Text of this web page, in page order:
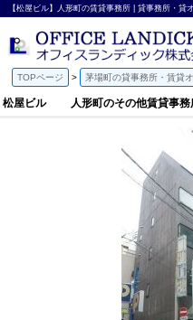
【松屋ビル】人形町の賃貸事務所 | 貸事務所・
TOPページ 茅場町の貸事務所・賃貸
松屋ビル 人形町のその他賃貸事務